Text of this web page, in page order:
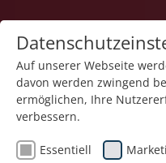
11.07.2025
Auf unserer Webseite
davon werden zwingend
ermöglichen, Ihre
verbessern.
Essentiell